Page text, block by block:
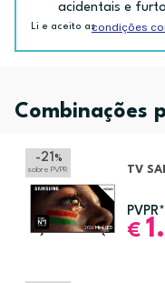
acidentais e furto
Li e aceito ascondições
Combinações
-21 %
sobre PVPR TV
PVPR*
€